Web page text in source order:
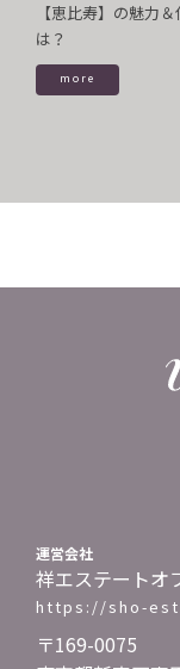
【恵比寿】の魅力
は？
more
運営会社
祥エステートオ
https://sho-
〒169-0075